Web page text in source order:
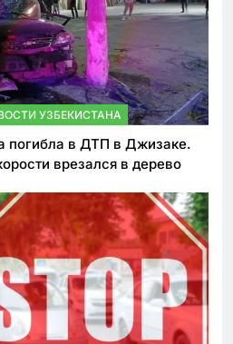
УЗБЕКИСТАНА
погибла в ДТП в Джизаке.
врезался в дерево